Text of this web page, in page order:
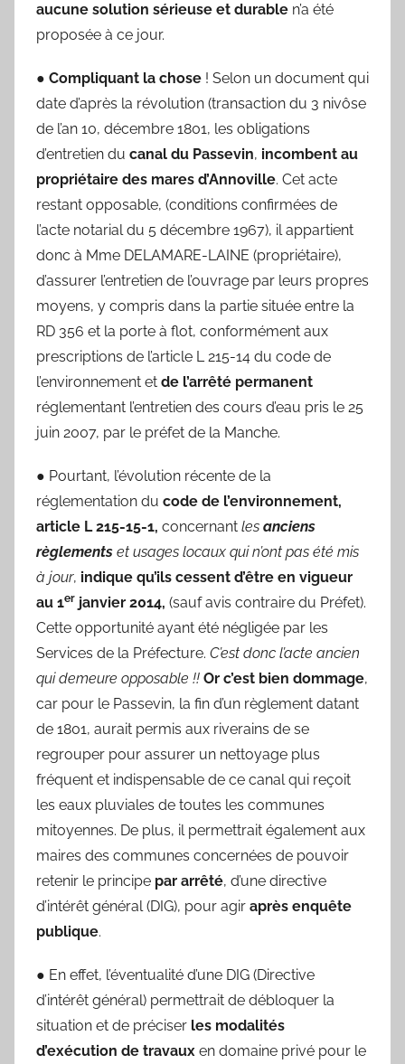
aucune solution sérieuse et durable n’a été
proposée à ce jour.
● Compliquant la chose ! Selon un document qui
date d’après la révolution (transaction du 3 nivôse
de l’an 10, décembre 1801, les obligations
d’entretien du canal du Passevin, incombent au
propriétaire des mares d’Annoville. Cet acte
restant opposable, (conditions confirmées de
l’acte notarial du 5 décembre 1967), il appartient
donc à Mme DELAMARE-LAINE (propriétaire),
d’assurer l’entretien de l’ouvrage par leurs propres
moyens, y compris dans la partie située entre la
RD 356 et la porte à flot, conformément aux
prescriptions de l’article L 215-14 du code de
l’environnement et de l’arrêté permanent
réglementant l’entretien des cours d’eau pris le 25
juin 2007, par le préfet de la Manche.
● Pourtant, l’évolution récente de la
réglementation du code de l’environnement,
article L 215-15-1, concernant les anciens
règlements et usages locaux qui n’ont pas été mis
à jour, indique qu’ils cessent d’être en vigueur
au 1er janvier 2014, (sauf avis contraire du Préfet).
Cette opportunité ayant été négligée par les
Services de la Préfecture. C’est donc l’acte ancien
qui demeure opposable !! Or c’est bien dommage,
car pour le Passevin, la fin d’un règlement datant
de 1801, aurait permis aux riverains de se
regrouper pour assurer un nettoyage plus
fréquent et indispensable de ce canal qui reçoit
les eaux pluviales de toutes les communes
mitoyennes. De plus, il permettrait également aux
maires des communes concernées de pouvoir
retenir le principe par arrêté, d’une directive
d’intérêt général (DIG), pour agir après enquête
publique.
● En effet, l’éventualité d’une DIG (Directive
d’intérêt général) permettrait de débloquer la
situation et de préciser les modalités
d’exécution de travaux en domaine privé pour le